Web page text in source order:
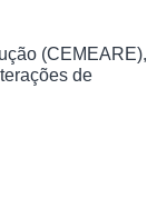
(CEMEARE),
de